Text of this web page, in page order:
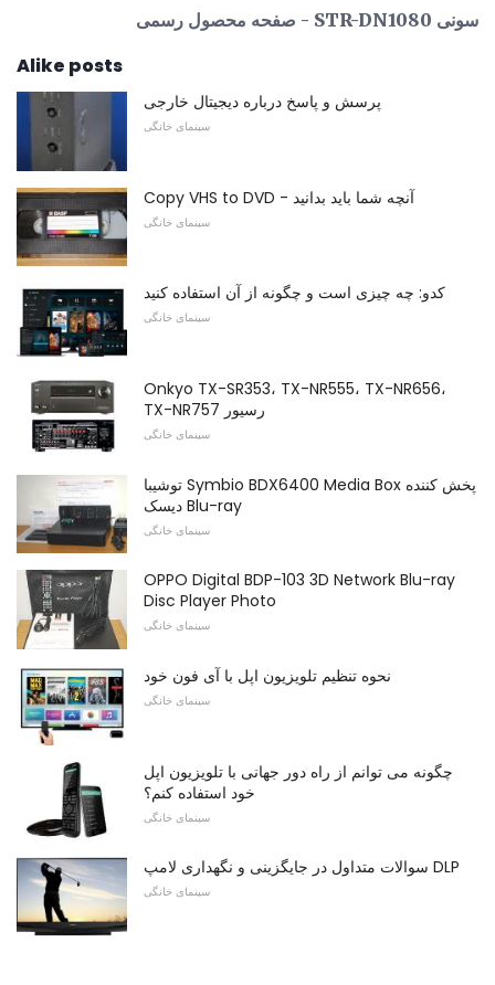
سونی STR-DN1080 - صفحه محصول رسمی
Alike posts
پرسش و پاسخ درباره دیجیتال خارجی
سینمای خانگی
Copy VHS to DVD - آنچه شما باید بدانید
سینمای خانگی
کدو: چه چیزی است و چگونه از آن استفاده کنید
سینمای خانگی
Onkyo TX-SR353، TX-NR555، TX-NR656،
TX-NR757 رسیور
سینمای خانگی
توشیبا Symbio BDX6400 Media Box پخش کننده
دیسک Blu-ray
سینمای خانگی
OPPO Digital BDP-103 3D Network Blu-ray
Disc Player Photo
سینمای خانگی
نحوه تنظیم تلویزیون اپل با آی فون خود
سینمای خانگی
چگونه می توانم از راه دور جهانی با تلویزیون اپل
خود استفاده کنم؟
سینمای خانگی
سوالات متداول در جایگزینی و نگهداری لامپ DLP
سینمای خانگی